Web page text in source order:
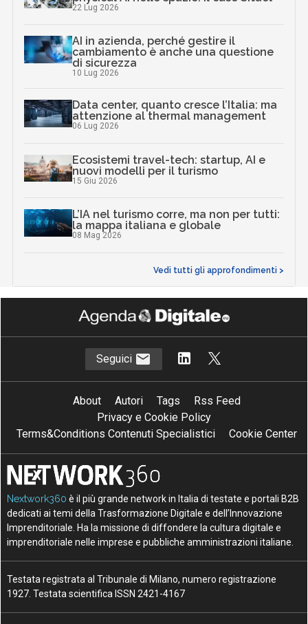
22 Lug 2026
AI in azienda, perché gestire il
cambiamento è anche una questione
di sicurezza
10 Lug 2026
Data center, quanto cresce l’Italia: ma
attenzione al thermal management
06 Lug 2026
Ecosistemi travel-tech: startup, AI e
nuovi modelli per il turismo
15 Giu 2026
L’IA nel turismo corre, ma non per tutti:
la mappa italiana e globale
08 Mag 2026
Vedi tutti gli approfondimenti >
Seguici
About Autori Tags
Rss Feed
Privacy e Cookie Policy
Terms&Conditions Contenuti Specialistici
Cookie Center
Nextwork360 è il più grande network in Italia di testate e portali B2B
dedicati ai temi della Trasformazione Digitale e dell’Innovazione
Imprenditoriale. Ha la missione di diffondere la cultura digitale e
imprenditoriale nelle imprese e pubbliche amministrazioni italiane.
Testata registrata al Tribunale di Milano, numero registrazione
1927. Testata scientifica ISSN 2421-4167